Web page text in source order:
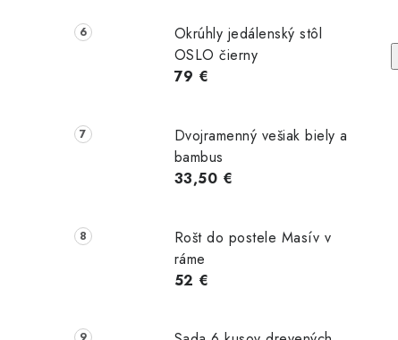
Okrúhly jedálenský stôl
OSLO čierny
79 €
Dvojramenný vešiak biely a
bambus
33,50 €
Rošt do postele Masív v
ráme
52 €